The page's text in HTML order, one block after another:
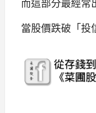
當股價跌破「投